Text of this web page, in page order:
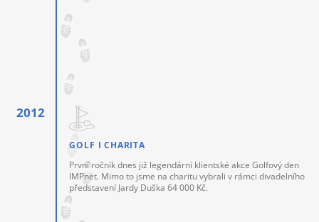
GOLF I CHARITA
První ročník dnes již legendární klientské akce Golfový den
IMPnet. Mimo to jsme na charitu vybrali v rámci divadelního
představení Jardy Duška 64 000 Kč.